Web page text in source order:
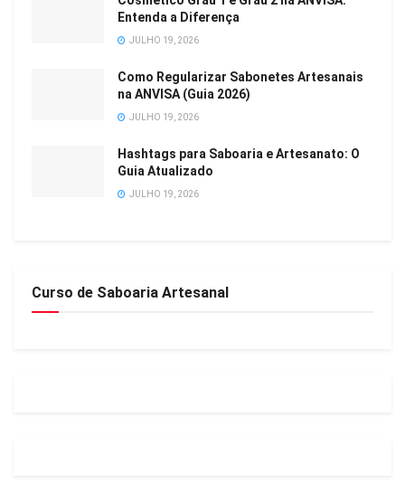
Entenda a Diferença
JULHO 19, 2026
Como Regularizar Sabonetes Artesanais
na ANVISA (Guia 2026)
JULHO 19, 2026
Hashtags para Saboaria e Artesanato: O
Guia Atualizado
JULHO 19, 2026
Curso de Saboaria Artesanal